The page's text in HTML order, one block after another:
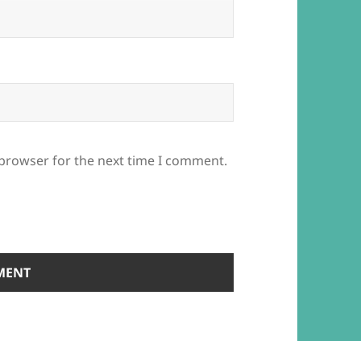
for the next time I comment.